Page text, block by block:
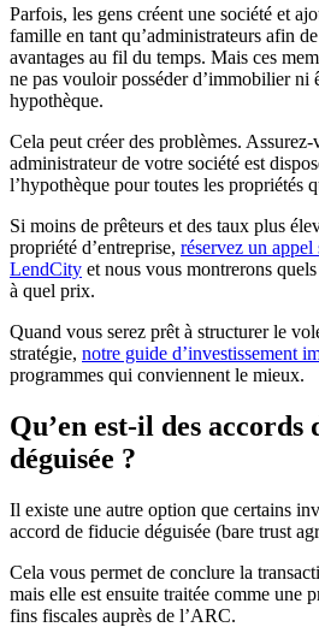
Parfois, les gens créent une société et
famille en tant qu’administrateurs afin
avantages au fil du temps. Mais ces
ne pas vouloir posséder d’immobilier ni
hypothèque.
Cela peut créer des problèmes.
administrateur de votre société est
l’hypothèque pour toutes les propriétés
Si moins de prêteurs et des taux plus
propriété d’entreprise, réservez un
LendCity et nous vous montrerons
à quel prix.
Quand vous serez prêt à structurer le
stratégie, notre guide d’investissement
programmes qui conviennent le mieux.
Qu’en est-il des accords
déguisée ?
Il existe une autre option que certains
accord de fiducie déguisée (bare trust
Cela vous permet de conclure la
mais elle est ensuite traitée comme une
fins fiscales auprès de l’ARC.